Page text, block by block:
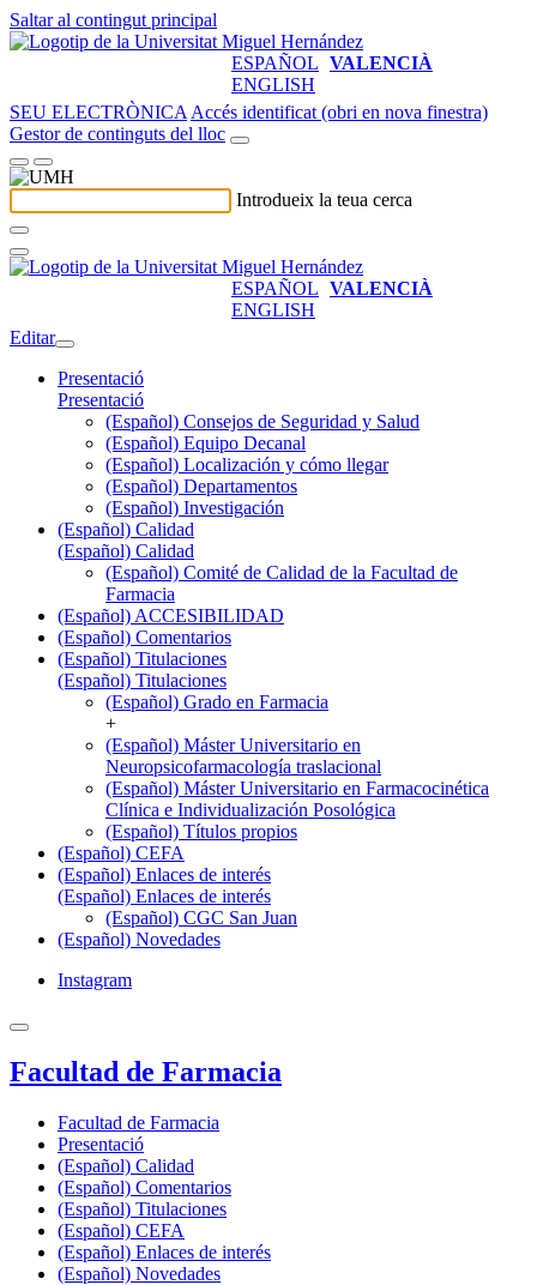
Saltar al contingut principal
ESPAÑOL VALENCIÀ
ENGLISH
SEU ELECTRÒNICA Accés identificat (obri en nova finestra)
Gestor de continguts del lloc
Introdueix la teua cerca
ESPAÑOL VALENCIÀ
ENGLISH
Editar
Presentació
Presentació
(Español) Consejos de Seguridad y Salud
(Español) Equipo Decanal
(Español) Localización y cómo llegar
(Español) Departamentos
(Español) Investigación
(Español) Calidad
(Español) Calidad
(Español) Comité de Calidad de la Facultad de
Farmacia
(Español) ACCESIBILIDAD
(Español) Comentarios
(Español) Titulaciones
(Español) Titulaciones
(Español) Grado en Farmacia
+
(Español) Máster Universitario en
Neuropsicofarmacología traslacional
(Español) Máster Universitario en Farmacocinética
Clínica e Individualización Posológica
(Español) Títulos propios
(Español) CEFA
(Español) Enlaces de interés
(Español) Enlaces de interés
(Español) CGC San Juan
(Español) Novedades
Instagram
Facultad de Farmacia
Facultad de Farmacia
Presentació
(Español) Calidad
(Español) Comentarios
(Español) Titulaciones
(Español) CEFA
(Español) Enlaces de interés
(Español) Novedades